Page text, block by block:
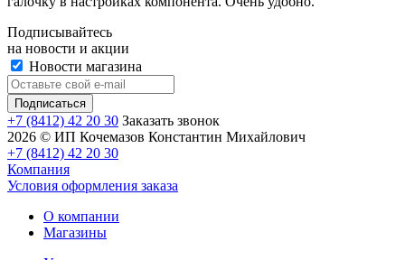
Подписывайтесь
на новости и акции
Новости магазина
+7 (8412) 42 20 30 Заказать звонок
2026 © ИП Кочемазов Константин Михайлович
+7 (8412) 42 20 30
Компания
Условия оформления заказа
О компании
Магазины